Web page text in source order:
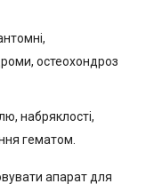
остеохондроз
набряклості,
гематом.
апарат для